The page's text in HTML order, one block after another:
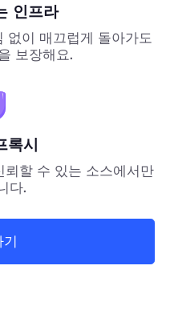
인프라
없이 매끄럽게 돌아가도
보장해요.
록시
뢰할 수 있는 소스에서만
다.